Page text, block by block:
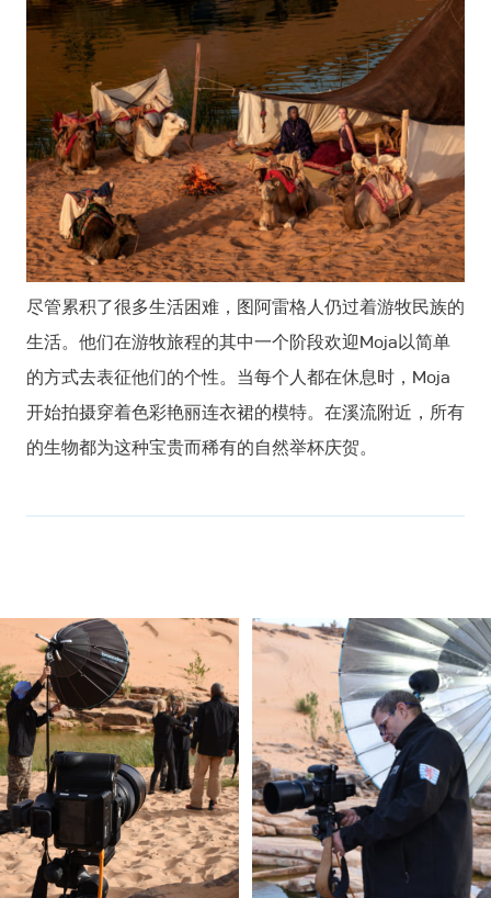
尽管累积了很多生活困难，图阿雷格人仍过着游牧民族的
生活。他们在游牧旅程的其中一个阶段欢迎Moja以简单
的方式去表征他们的个性。当每个人都在休息时，Moja
开始拍摄穿着色彩艳丽连衣裙的模特。在溪流附近，所有
的生物都为这种宝贵而稀有的自然举杯庆贺。